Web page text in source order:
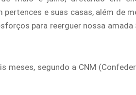
e suas casas, além de
para reerguer nossa amada
segundo a CNM